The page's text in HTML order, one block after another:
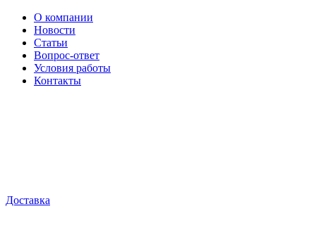
О компании
Новости
Статьи
Вопрос-ответ
Условия работы
Контакты
Доставка